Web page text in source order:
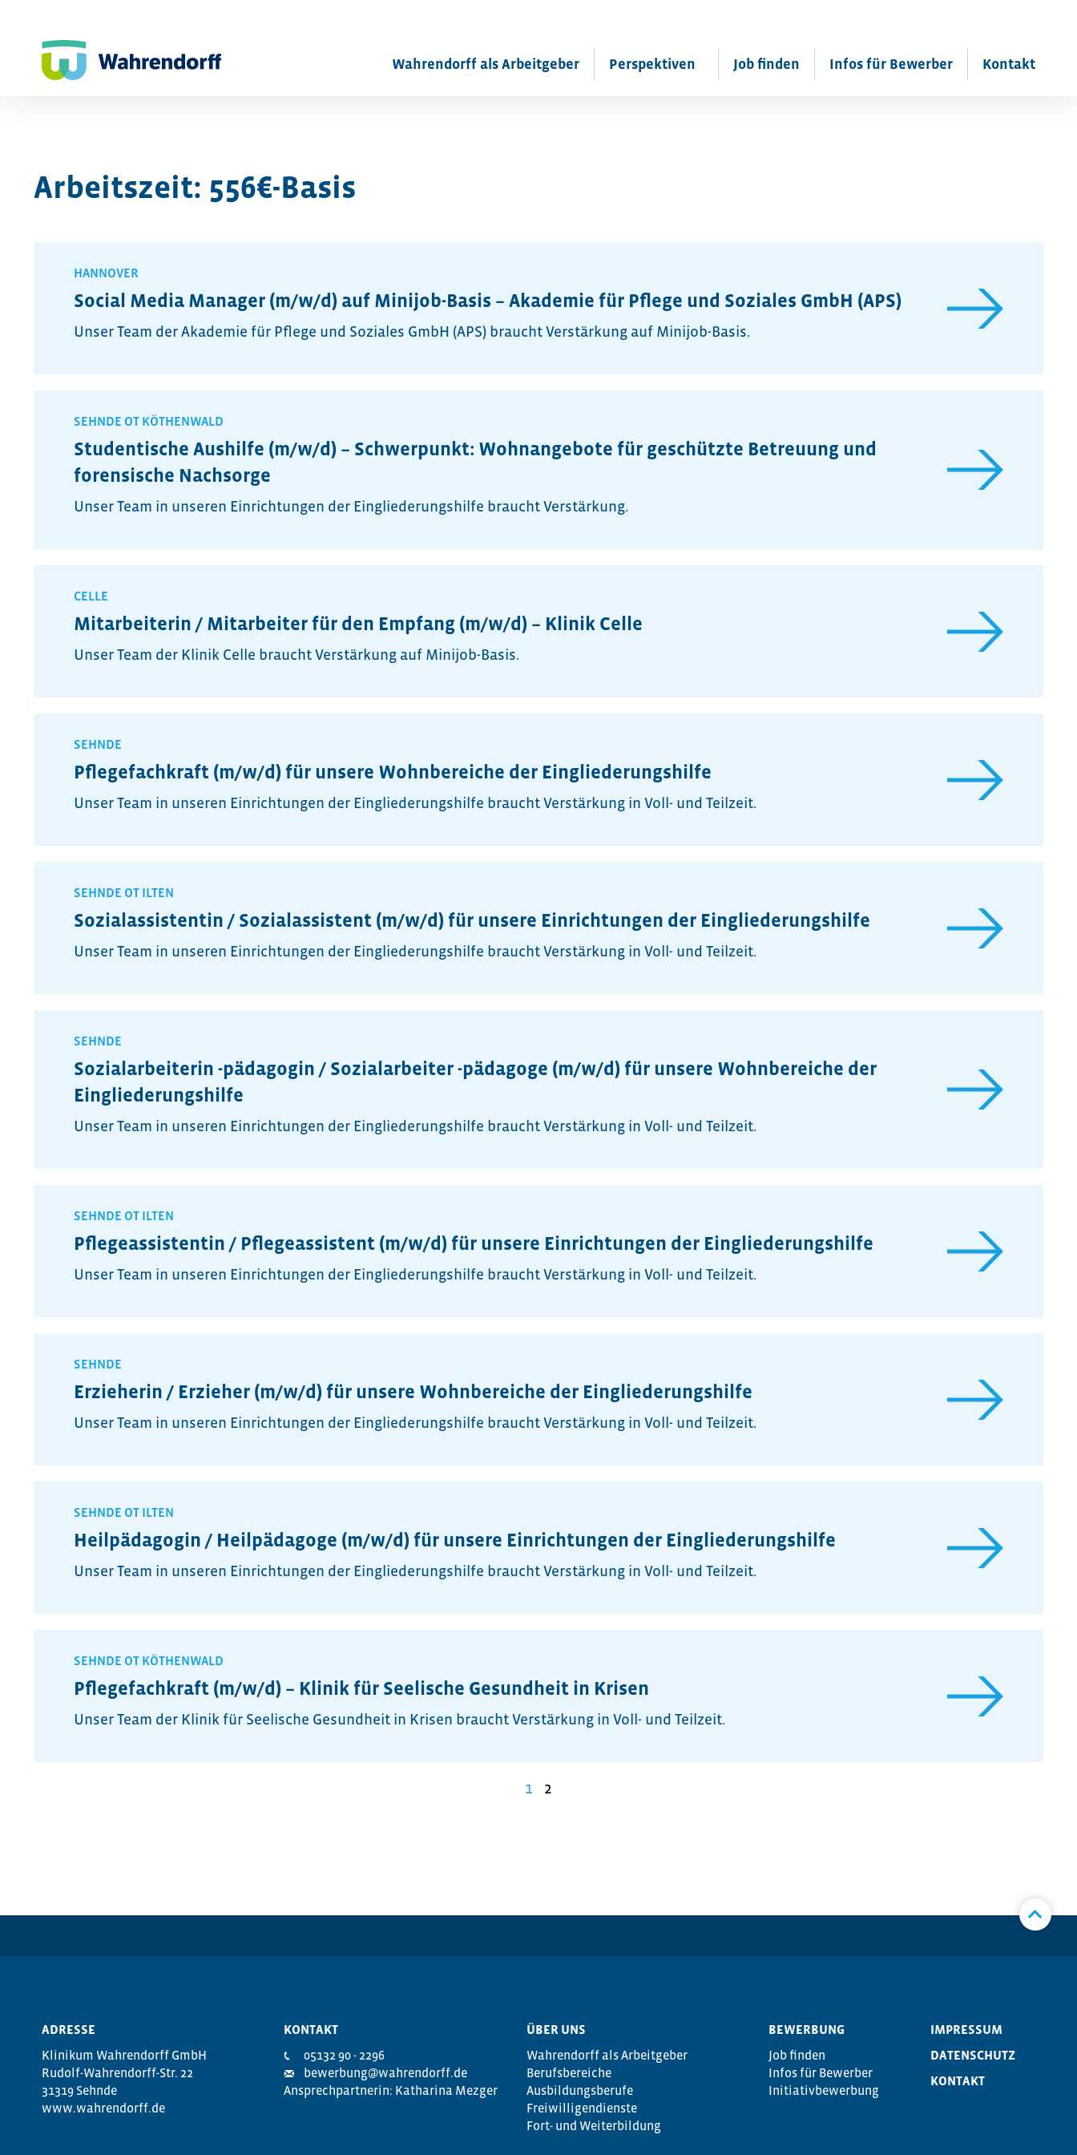
Wahrendorff als Arbeitgeber Perspektiven Job finden Infos für Bewerber Kontakt
Arbeitszeit: 556€-Basis
HANNOVER
Social Media Manager (m/w/d) auf Minijob-Basis – Akademie für Pflege und Soziales GmbH (APS)
Unser Team der Akademie für Pflege und Soziales GmbH (APS) braucht Verstärkung auf Minijob-Basis.
SEHNDE OT KÖTHENWALD
Studentische Aushilfe (m/w/d) – Schwerpunkt: Wohnangebote für geschützte Betreuung und
forensische Nachsorge
Unser Team in unseren Einrichtungen der Eingliederungshilfe braucht Verstärkung.
CELLE
Mitarbeiterin / Mitarbeiter für den Empfang (m/w/d) – Klinik Celle
Unser Team der Klinik Celle braucht Verstärkung auf Minijob-Basis.
SEHNDE
Pflegefachkraft (m/w/d) für unsere Wohnbereiche der Eingliederungshilfe
Unser Team in unseren Einrichtungen der Eingliederungshilfe braucht Verstärkung in Voll- und Teilzeit.
SEHNDE OT ILTEN
Sozialassistentin / Sozialassistent (m/w/d) für unsere Einrichtungen der Eingliederungshilfe
Unser Team in unseren Einrichtungen der Eingliederungshilfe braucht Verstärkung in Voll- und Teilzeit.
SEHNDE
Sozialarbeiterin -pädagogin / Sozialarbeiter -pädagoge (m/w/d) für unsere Wohnbereiche der
Eingliederungshilfe
Unser Team in unseren Einrichtungen der Eingliederungshilfe braucht Verstärkung in Voll- und Teilzeit.
SEHNDE OT ILTEN
Pflegeassistentin / Pflegeassistent (m/w/d) für unsere Einrichtungen der Eingliederungshilfe
Unser Team in unseren Einrichtungen der Eingliederungshilfe braucht Verstärkung in Voll- und Teilzeit.
SEHNDE
Erzieherin / Erzieher (m/w/d) für unsere Wohnbereiche der Eingliederungshilfe
Unser Team in unseren Einrichtungen der Eingliederungshilfe braucht Verstärkung in Voll- und Teilzeit.
SEHNDE OT ILTEN
Heilpädagogin / Heilpädagoge (m/w/d) für unsere Einrichtungen der Eingliederungshilfe
Unser Team in unseren Einrichtungen der Eingliederungshilfe braucht Verstärkung in Voll- und Teilzeit.
SEHNDE OT KÖTHENWALD
Pflegefachkraft (m/w/d) – Klinik für Seelische Gesundheit in Krisen
Unser Team der Klinik für Seelische Gesundheit in Krisen braucht Verstärkung in Voll- und Teilzeit.
1 2
ADRESSE
Klinikum Wahrendorff GmbH
Rudolf-Wahrendorff-Str. 22
31319 Sehnde
www.wahrendorff.de
KONTAKT
05132 90 - 2296
bewerbung@wahrendorff.de
Ansprechpartnerin: Katharina Mezger
ÜBER UNS
Wahrendorff als Arbeitgeber
Berufsbereiche
Ausbildungsberufe
Freiwilligendienste
Fort- und Weiterbildung
BEWERBUNG
Job finden
Infos für Bewerber
Initiativbewerbung
IMPRESSUM
DATENSCHUTZ
KONTAKT